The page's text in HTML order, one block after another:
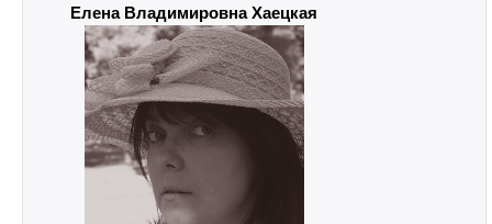
Елена Владимировна Хаецкая